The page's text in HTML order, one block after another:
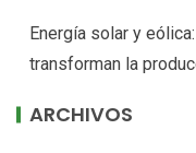
Energía solar y
transforman la
ARCHIVOS